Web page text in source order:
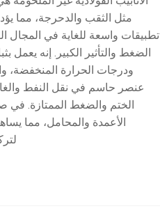
مثل الثقب والدحرجة، مما
تطبيقات واسعة للغاية في المجال
الضغط والتأثير الكبير. إنه يعمل
ودرجات الحرارة المنخفضة،
عنصر حاسم في نقل النفط
الختم والضغط الممتازة. في
الأعمدة والمحامل، مما